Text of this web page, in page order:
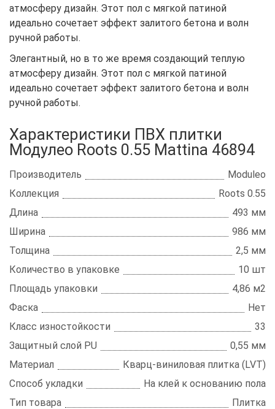
атмосферу дизайн. Этот пол с мягкой патиной
идеально сочетает эффект залитого бетона и волн
ручной работы.
Элегантный, но в то же время создающий теплую
атмосферу дизайн. Этот пол с мягкой патиной
идеально сочетает эффект залитого бетона и волн
ручной работы.
Характеристики ПВХ плитки
Модулео Roots 0.55 Mattina 46894
Производитель
Moduleo
Коллекция
Roots 0.55
Длина
493 мм
Ширина
986 мм
Толщина
2,5 мм
Количество в упаковке
10 шт
Площадь упаковки
4,86 м2
Фаска
Нет
Класс изностойкости
33
Защитный слой PU
0,55 мм
Материал
Кварц-виниловая плитка (LVT)
Способ укладки
На клей к основанию пола
Тип товара
Плитка